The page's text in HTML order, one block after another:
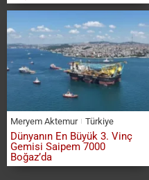
Meryem Aktemur Türkiye
Dünyanın En Büyük 3. Vinç
Gemisi Saipem 7000
Boğaz’da